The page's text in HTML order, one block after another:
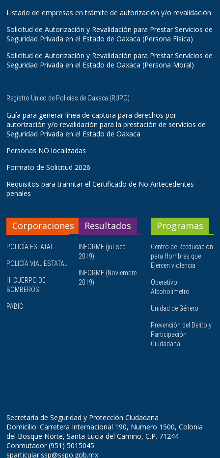
Listado de empresas en trámite de autorización y/o revalidación
Solicitud de Autorización y Revalidación para Prestar Servicios de
Seguridad Privada en el Estado de Oaxaca (Persona Física)
Solicitud de Autorización y Revalidación para Prestar Servicios de
Seguridad Privada en el Estado de Oaxaca (Persona Moral)
Registro Único de Policías de Oaxaca (RUPO)
Guía para generar línea de captura para derechos por
autorización y/o revalidación para la prestación de servicios de
Seguridad Privada en el Estado de Oaxaca
Personas NO localizadas
Formato de Solicitud 2026
Requisitos para tramitar el Certificado de No Antecedentes
penales
Corporaciones
POLICÍA ESTATAL
POLICÍA VIAL ESTATAL
H. CUERPO DE
BOMBEROS
PABIC
Resultados
INFORME (jul-sep
2019)
INFORME (Noviembre
2019)
Programas
Centro de Reeducación
para Hombres que
Ejercen violencia
Operativo
Alcoholimetro
Unidad de Género
Prevención del Delito y
Participación
Ciudadana
Secretaría de Seguridad y Protección Ciudadana
Domicilio: Carretera Internacional 190, Numero 1500, Colonia
del Bosque Norte, Santa Lucia del Camino, C.P. 71244
Conmutador (951) 5015045
sparticular.ssp@sspo.gob.mx